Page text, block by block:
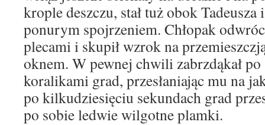
krople deszczu, stał tuż obok
ponurym spojrzeniem. Chłopak
plecami i skupił wzrok na
oknem. W pewnej chwili zabrzdąkał
koralikami grad, przesłaniając mu na
po kilkudziesięciu sekundach grad
po sobie ledwie wilgotne plamki.